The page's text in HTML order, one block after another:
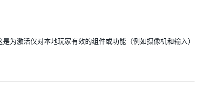
为激活仅对本地玩家有效的组件或功能（例如摄像机和输入）